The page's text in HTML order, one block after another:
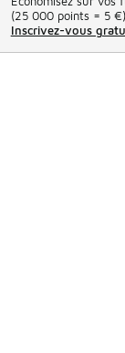
(25 000 points = 5 €)
Inscrivez-vous